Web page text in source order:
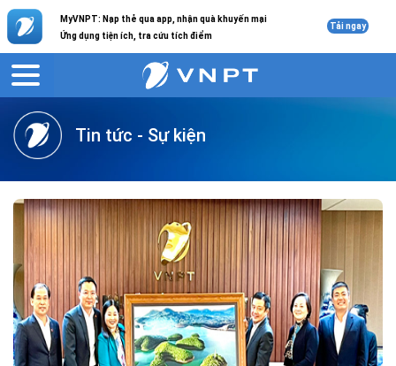
MyVNPT: Nạp thẻ qua app, nhận quà khuyến mại
Ứng dụng tiện ích, tra cứu tích điểm
Tải ngay
VNPT Tin tức
Tin tức - Sự kiện